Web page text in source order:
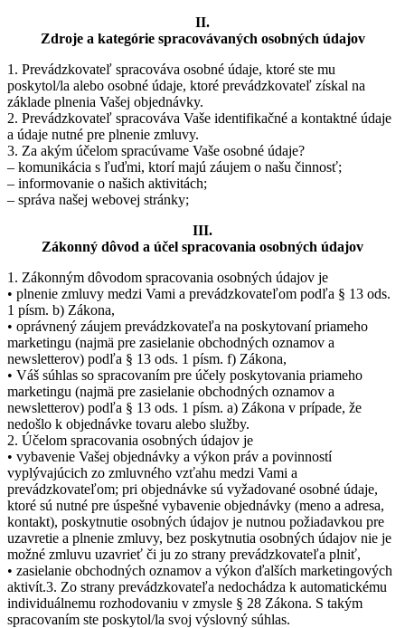
II.
Zdroje a kategórie spracovávaných osobných údajov
1. Prevádzkovateľ spracováva osobné údaje, ktoré ste mu
poskytol/la alebo osobné údaje, ktoré prevádzkovateľ získal na
základe plnenia Vašej objednávky.
2. Prevádzkovateľ spracováva Vaše identifikačné a kontaktné údaje
a údaje nutné pre plnenie zmluvy.
3. Za akým účelom spracúvame Vaše osobné údaje?
– komunikácia s ľuďmi, ktorí majú záujem o našu činnosť;
– informovanie o našich aktivitách;
– správa našej webovej stránky;
III.
Zákonný dôvod a účel spracovania osobných údajov
1. Zákonným dôvodom spracovania osobných údajov je
• plnenie zmluvy medzi Vami a prevádzkovateľom podľa § 13 ods.
1 písm. b) Zákona,
• oprávnený záujem prevádzkovateľa na poskytovaní priameho
marketingu (najmä pre zasielanie obchodných oznamov a
newsletterov) podľa § 13 ods. 1 písm. f) Zákona,
• Váš súhlas so spracovaním pre účely poskytovania priameho
marketingu (najmä pre zasielanie obchodných oznamov a
newsletterov) podľa § 13 ods. 1 písm. a) Zákona v prípade, že
nedošlo k objednávke tovaru alebo služby.
2. Účelom spracovania osobných údajov je
• vybavenie Vašej objednávky a výkon práv a povinností
vyplývajúcich zo zmluvného vzťahu medzi Vami a
prevádzkovateľom; pri objednávke sú vyžadované osobné údaje,
ktoré sú nutné pre úspešné vybavenie objednávky (meno a adresa,
kontakt), poskytnutie osobných údajov je nutnou požiadavkou pre
uzavretie a plnenie zmluvy, bez poskytnutia osobných údajov nie je
možné zmluvu uzavrieť či ju zo strany prevádzkovateľa plniť,
• zasielanie obchodných oznamov a výkon ďalších marketingových
aktivít.3. Zo strany prevádzkovateľa nedochádza k automatickému
individuálnemu rozhodovaniu v zmysle § 28 Zákona. S takým
spracovaním ste poskytol/la svoj výslovný súhlas.